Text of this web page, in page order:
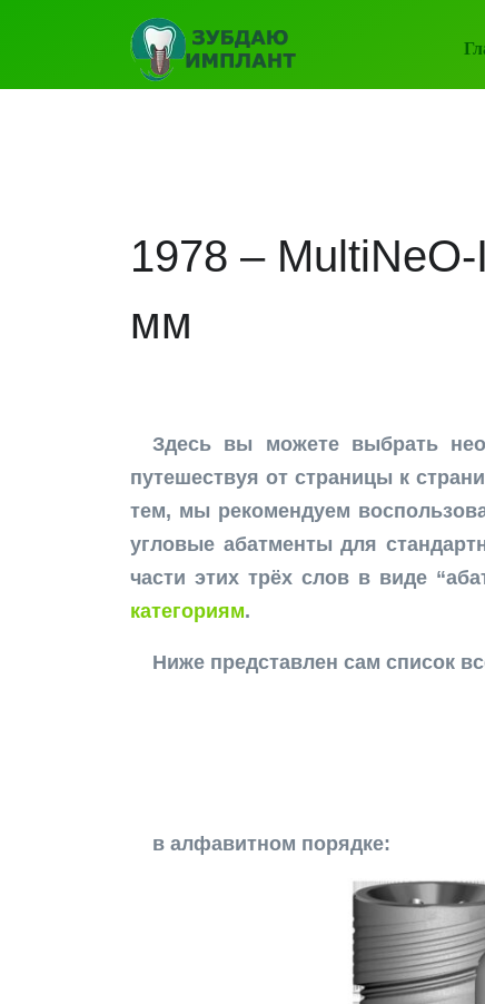
1978 –
мм
Здесь вы можете выбрать
путешествуя от страницы к
тем, мы рекомендуем
угловые абатменты для
части этих трёх слов в виде
категориям.
Ниже представлен сам список
в алфавитном порядке: